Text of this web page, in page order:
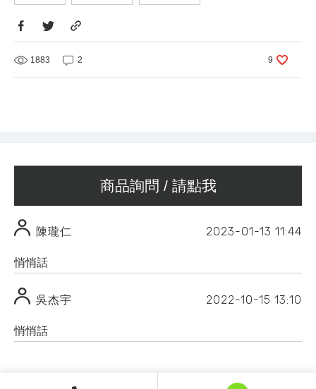
1883 2 9
商品詢問 / 請點我
陳瓏仁 2023-01-13 11:44
悄悄話
吳杰宇 2022-10-15 13:10
悄悄話